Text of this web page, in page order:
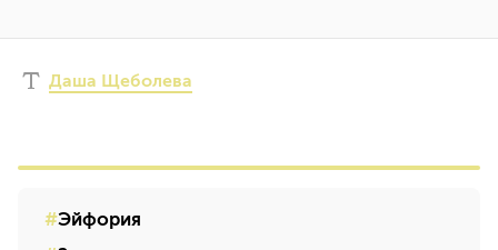
Даша Щеболева
Эйфория